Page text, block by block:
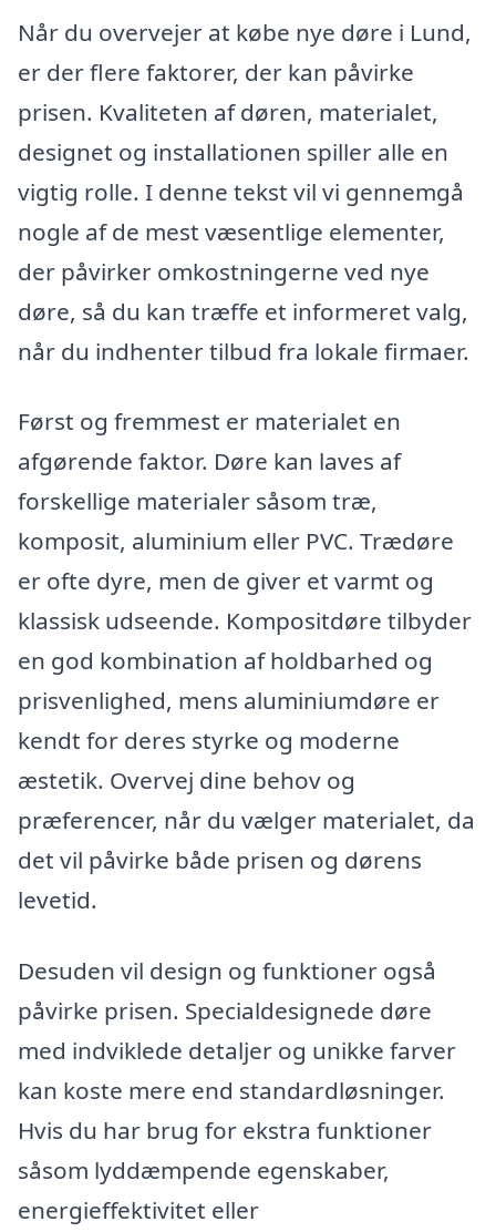
Når du overvejer at købe nye døre i Lund,
er der flere faktorer, der kan påvirke
prisen. Kvaliteten af døren, materialet,
designet og installationen spiller alle en
vigtig rolle. I denne tekst vil vi gennemgå
nogle af de mest væsentlige elementer,
der påvirker omkostningerne ved nye
døre, så du kan træffe et informeret valg,
når du indhenter tilbud fra lokale firmaer.
Først og fremmest er materialet en
afgørende faktor. Døre kan laves af
forskellige materialer såsom træ,
komposit, aluminium eller PVC. Trædøre
er ofte dyre, men de giver et varmt og
klassisk udseende. Kompositdøre tilbyder
en god kombination af holdbarhed og
prisvenlighed, mens aluminiumdøre er
kendt for deres styrke og moderne
æstetik. Overvej dine behov og
præferencer, når du vælger materialet, da
det vil påvirke både prisen og dørens
levetid.
Desuden vil design og funktioner også
påvirke prisen. Specialdesignede døre
med indviklede detaljer og unikke farver
kan koste mere end standardløsninger.
Hvis du har brug for ekstra funktioner
såsom lyddæmpende egenskaber,
energieffektivitet eller